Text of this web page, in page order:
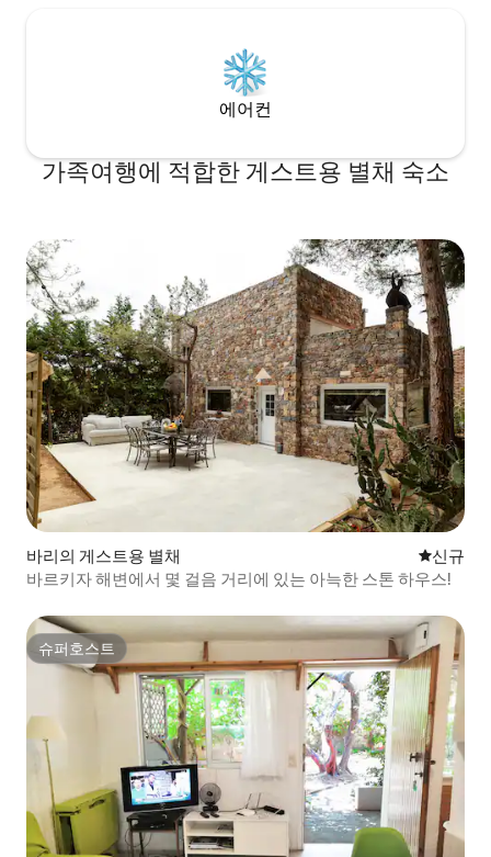
에어컨
가족여행에 적합한 게스트용 별채 숙소
바리의 게스트용 별채 신규 숙소
신규
바르키자 해변에서 몇 걸음 거리에 있는 아늑한 스톤 하우스!
슈퍼호스트
슈퍼호스트